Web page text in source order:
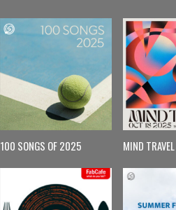
100 SONGS OF 2025 MIND TRAVEL